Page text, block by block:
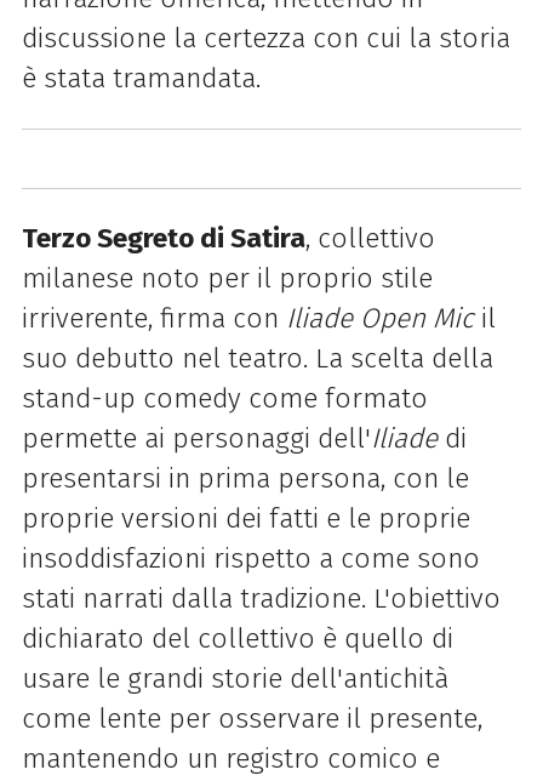
discussione la certezza con cui la storia
è stata tramandata.
Terzo Segreto di Satira, collettivo
milanese noto per il proprio stile
irriverente, firma con Iliade Open Micil
suo debutto nel teatro. La scelta della
stand-up comedy come formato
permette ai personaggi dell'Iliadedi
presentarsi in prima persona, con le
proprie versioni dei fatti e le proprie
insoddisfazioni rispetto a come sono
stati narrati dalla tradizione. L'obiettivo
dichiarato del collettivo è quello di
usare le grandi storie dell'antichità
come lente per osservare il presente,
mantenendo un registro comico e